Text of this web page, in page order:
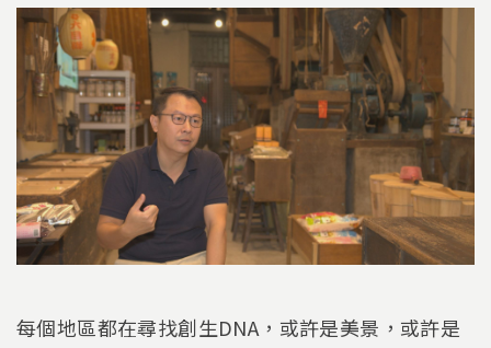
每個地區都在尋找創生DNA，或許是美景，或許是